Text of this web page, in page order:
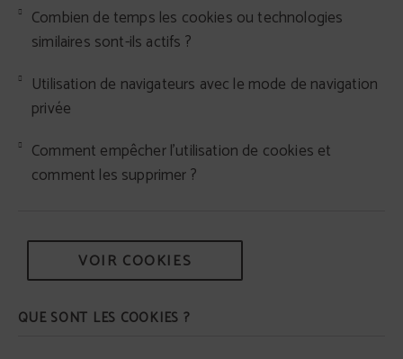
Combien de temps les cookies ou technologies
similaires sont-ils actifs ?
Utilisation de navigateurs avec le mode de navigation
privée
Comment empêcher l'utilisation de cookies et
comment les supprimer ?
VOIR COOKIES
QUE SONT LES COOKIES ?